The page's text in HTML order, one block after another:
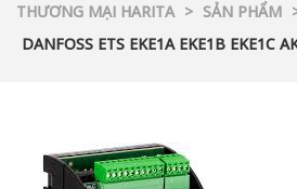
THƯƠNG MẠI HARITA > SẢN PHẨM
DANFOSS ETS EKE1A EKE1B EKE1C